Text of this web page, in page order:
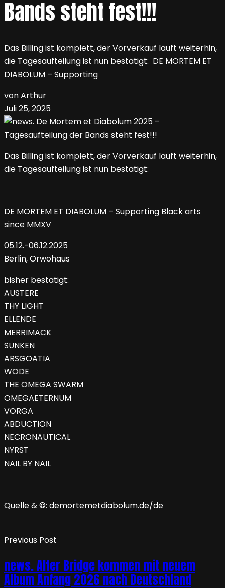
Bands steht fest!!!
Das Billing ist komplett, der Vorverkauf läuft weiterhin,
die Tagesaufteilung ist nun bestätigt: DE MORTEM ET
DIABOLUM – Supporting
von Arthur
Juli 25, 2025
Das Billing ist komplett, der Vorverkauf läuft weiterhin,
die Tagesaufteilung ist nun bestätigt:
DE MORTEM ET DIABOLUM – Supporting Black arts
since MMXV
05.12.-06.12.2025
Berlin, Orwohaus
bisher bestätigt:
AUSTERE
THY LIGHT
ELLENDE
MERRIMACK
SUNKEN
ARSGOATIA
WODE
THE OMEGA SWARM
OMEGAETERNUM
VORGA
ABDUCTION
NECRONAUTICAL
NYRST
NAIL BY NAIL
Quelle & ©: demortemetdiabolum.de/de
Previous Post
news. Alter Bridge kommen mit neuem
Album Anfang 2026 nach Deutschland